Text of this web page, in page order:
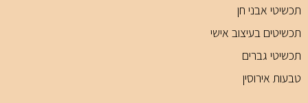
תכשיטי אבני חן
תכשיטים בעיצוב אישי
תכשיטי גברים
טבעות אירוסין